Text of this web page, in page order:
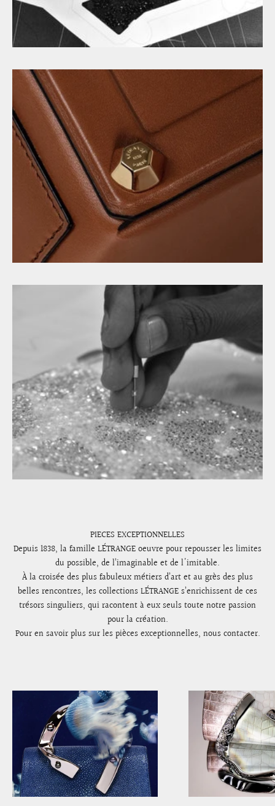
PIECES EXCEPTIONNELLES
Depuis 1838, la famille LÉTRANGE oeuvre pour repousser les limites
du possible, de l’imaginable et de l'imitable.
À la croisée des plus fabuleux métiers d’art et au grès des plus
belles rencontres, les collections LÉTRANGE s’enrichissent de ces
trésors singuliers, qui racontent à eux seuls toute notre passion
pour la création.
Pour en savoir plus sur les pièces exceptionnelles, nous contacter.